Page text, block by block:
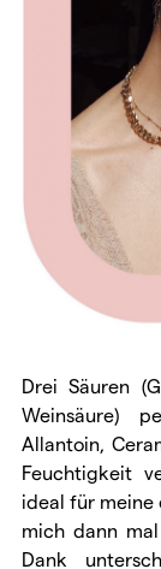
Drei Säuren
Weinsäure)
Allantoin,
Feuchtigkeit
ideal für meine
mich dann
Dank